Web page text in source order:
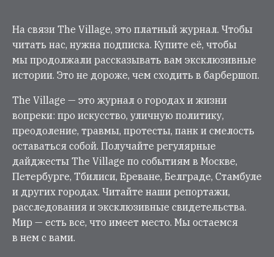
На связи The Village, это платный журнал. Чтобы
читать нас, нужна подписка. Купите её, чтобы
мы продолжали рассказывать вам эксклюзивные
истории. Это не дороже, чем сходить в барбершоп.
The Village — это журнал о городах и жизни
вопреки: про искусство, уличную политику,
преодоление, травмы, протесты, панк и смелость
оставаться собой. Получайте регулярные
дайджесты The Village по событиям в Москве,
Петербурге, Тбилиси, Ереване, Белграде, Стамбуле
и других городах. Читайте наши репортажи,
расследования и эксклюзивные свидетельства.
Мир — есть все, что имеет место. Мы остаемся
в нем с вами.